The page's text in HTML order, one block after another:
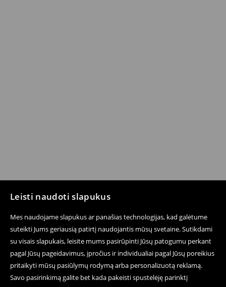
Leisti naudoti slapukus
Mes naudojame slapukus ar panašias technologijas, kad galėtume
suteikti Jums geriausią patirtį naudojantis mūsų svetaine. Sutikdami
su visais slapukais, leisite mums pasirūpinti Jūsų patogumu perkant
pagal Jūsų pageidavimus, įpročius ir individualiai pagal Jūsų poreikius
pritaikyti mūsų pasiūlymų rodymą arba personalizuotą reklamą.
Savo pasirinkimą galite bet kada pakeisti spustelėję parinktį